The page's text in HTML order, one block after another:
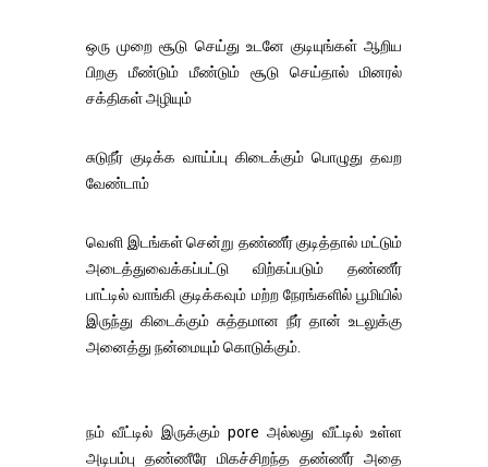
ஒரு முறை சூடு செய்து உடனே குடியுங்கள் ஆறிய
பிறகு மீண்டும் மீண்டும் சூடு செய்தால் மினரல்
சக்திகள் அழியும்
சுடுநீர் குடிக்க வாய்ப்பு கிடைக்கும் பொழுது தவற
வேண்டாம்
வெளி இடங்கள் சென்று தண்ணீர் குடித்தால் மட்டும்
அடைத்துவைக்கப்பட்டு விற்கப்படும் தண்ணீர்
பாட்டில் வாங்கி குடிக்கவும் மற்ற நேரங்களில் பூமியில்
இருந்து கிடைக்கும் சுத்தமான நீர் தான் உடலுக்கு
அனைத்து நன்மையும் கொடுக்கும்.
நம் வீட்டில் இருக்கும் pore அல்லது வீட்டில் உள்ள
அடிபம்பு தண்ணீரே மிகச்சிறந்த தண்ணீர் அதை